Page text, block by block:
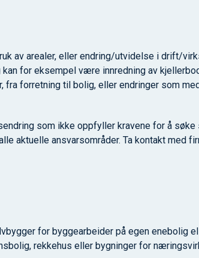
av arealer, eller endring/utvidelse i drift/
for eksempel være innredning av
fra forretning til bolig, eller endringer som
som ikke oppfyller kravene for å
aktuelle ansvarsområder. Ta kontakt med
for byggearbeider på egen enebolig
rekkehus eller bygninger for